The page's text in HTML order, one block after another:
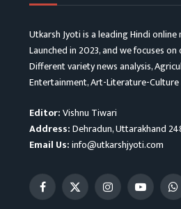
Utkarsh Jyoti is a leading Hindi
Launched in 2023, and we focuses
Different variety news analysis,
Entertainment, Art-Literature-
Editor:Vishnu Tiwari
Address:Dehradun, Uttarakhand
Email Us:info@utkarshjyoti.com
Facebook
X
InstagramYouTube